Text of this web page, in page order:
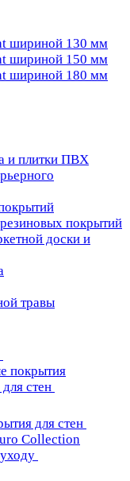
шириной 130 мм
шириной 150 мм
шириной 180 мм
и плитки ПВХ
покрытий
доски и
травы
покрытия
стен
для стен
Collection